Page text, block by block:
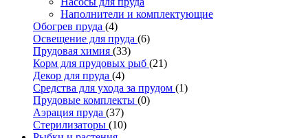
Наполнители и комплектующие
Обогрев пруда (4)
Освещение для пруда (6)
Прудовая химия (33)
Корм для прудовых рыб (21)
Декор для пруда (4)
Средства для ухода за прудом (1)
Прудовые комплекты (0)
Аэрация пруда (37)
Стерилизаторы (10)